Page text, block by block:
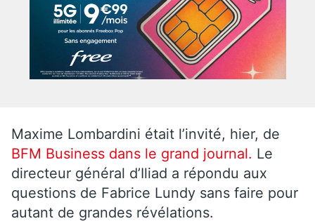
Maxime Lombardini était l’invité, hier, de
BFM Business dans le grand journal. Le
directeur général d’Iliad a répondu aux
questions de Fabrice Lundy sans faire pour
autant de grandes révélations.